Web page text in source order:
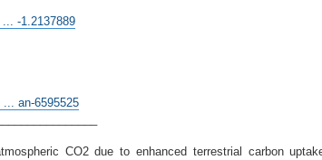
-1.2137889
an-6595525
CO2 due to enhanced terrestrial carbon